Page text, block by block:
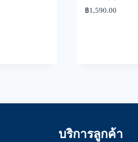
฿1,590.00
บริการลูกค้า